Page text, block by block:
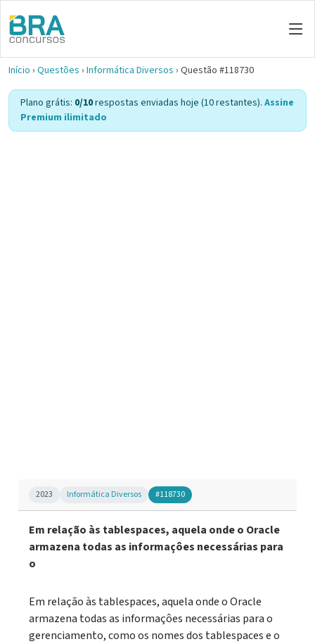
Início › Questões › Informática Diversos › Questão #118730
Plano grátis: 0/10respostas enviadas hoje (10 restantes). Assine
Premium ilimitado
2023 Informática Diversos #118730
Em relação às tablespaces, aquela onde o Oracle
armazena todas as informaçôes necessárias para
o
Em relação às tablespaces, aquela onde o Oracle
armazena todas as informaçôes necessárias para o
gerenciamento, como os nomes dos tablespaces e o